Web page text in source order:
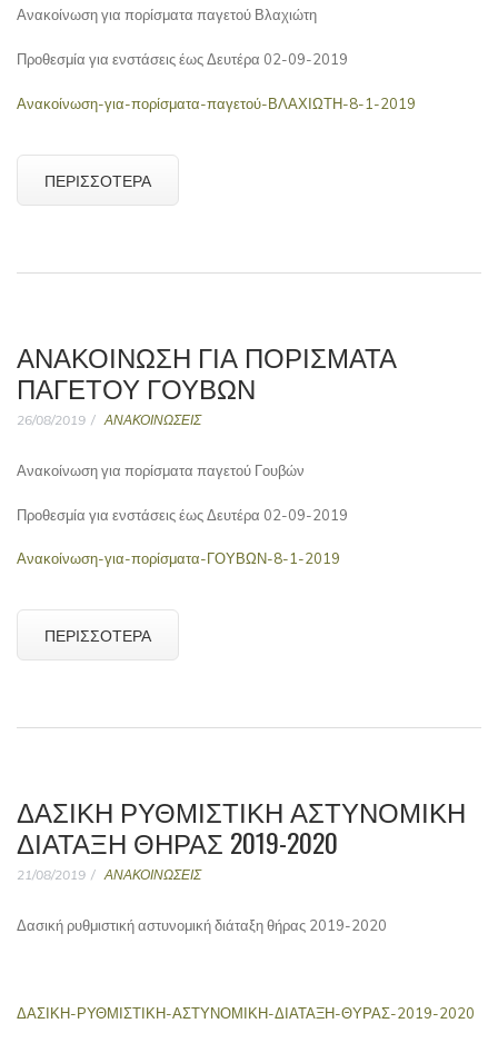
Ανακοίνωση για πορίσματα παγετού Βλαχιώτη
Προθεσμία για ενστάσεις έως Δευτέρα 02-09-2019
Ανακοίνωση-για-πορίσματα-παγετού-ΒΛΑΧΙΩΤΗ-8-1-2019
ΠΕΡΙΣΣΌΤΕΡΑ
ΑΝΑΚΟΊΝΩΣΗ ΓΙΑ ΠΟΡΊΣΜΑΤΑ
ΠΑΓΕΤΟΎ ΓΟΥΒΏΝ
26/08/2019 ΑΝΑΚΟΙΝΩΣΕΙΣ
Ανακοίνωση για πορίσματα παγετού Γουβών
Προθεσμία για ενστάσεις έως Δευτέρα 02-09-2019
Ανακοίνωση-για-πορίσματα-ΓΟΥΒΩΝ-8-1-2019
ΠΕΡΙΣΣΌΤΕΡΑ
ΔΑΣΙΚΉ ΡΥΘΜΙΣΤΙΚΉ ΑΣΤΥΝΟΜΙΚΉ
ΔΙΆΤΑΞΗ ΘΉΡΑΣ 2019-2020
21/08/2019 ΑΝΑΚΟΙΝΩΣΕΙΣ
Δασική ρυθμιστική αστυνομική διάταξη θήρας 2019-2020
ΔΑΣΙΚΗ-ΡΥΘΜΙΣΤΙΚΗ-ΑΣΤΥΝΟΜΙΚΗ-ΔΙΑΤΑΞΗ-ΘΥΡΑΣ-2019-2020